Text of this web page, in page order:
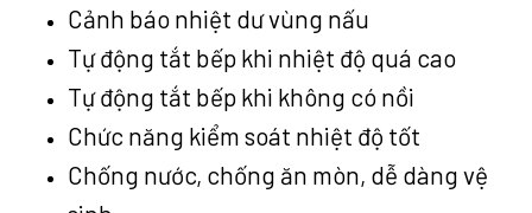
Cảnh báo nhiệt dư vùng nấu
Tự động tắt bếp khi nhiệt độ quá cao
Tự động tắt bếp khi không có nồi
Chức năng kiểm soát nhiệt độ tốt
Chống nước, chống ăn mòn, dễ dàng vệ